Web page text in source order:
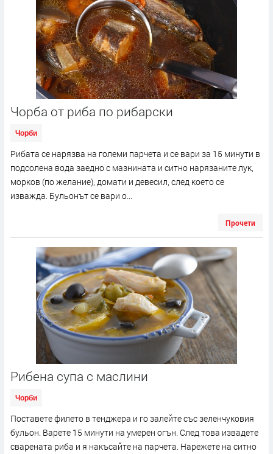
Чорба от риба по рибарски
Чорби
Рибата се нарязва на големи парчета и се вари за 15 минути в
подсолена вода заедно с мазнината и ситно нарязаните лук,
морков (по желание), домати и девесил, след което се
изважда. Бульонът се вари о...
Прочети
Рибена супа с маслини
Чорби
Поставете филето в тенджера и го залейте със зеленчуковия
бульон. Варете 15 минути на умерен огън. След това извадете
сварената риба и я накъсайте на парчета. Нарежете на ситно